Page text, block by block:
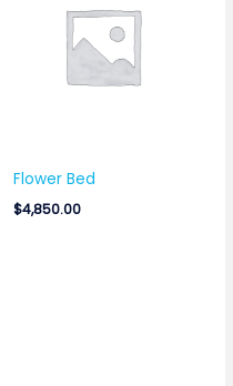
Flower Bed
$4,850.00